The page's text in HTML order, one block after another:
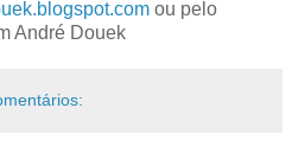
ou pelo
André Douek